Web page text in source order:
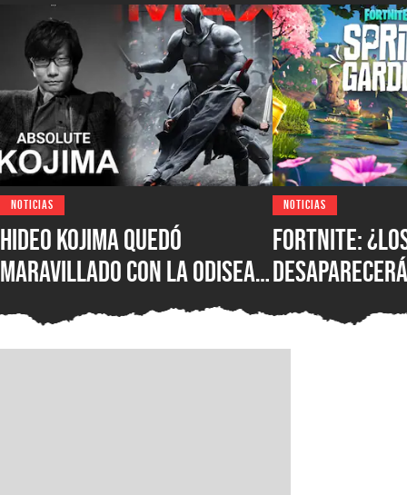
NOTICIAS
Hideo Kojima quedó
maravillado con La Odisea
de Christopher Nolan: “Fue
magnífica”
NOTICIAS
Fortnite:
temporada?
confirmó